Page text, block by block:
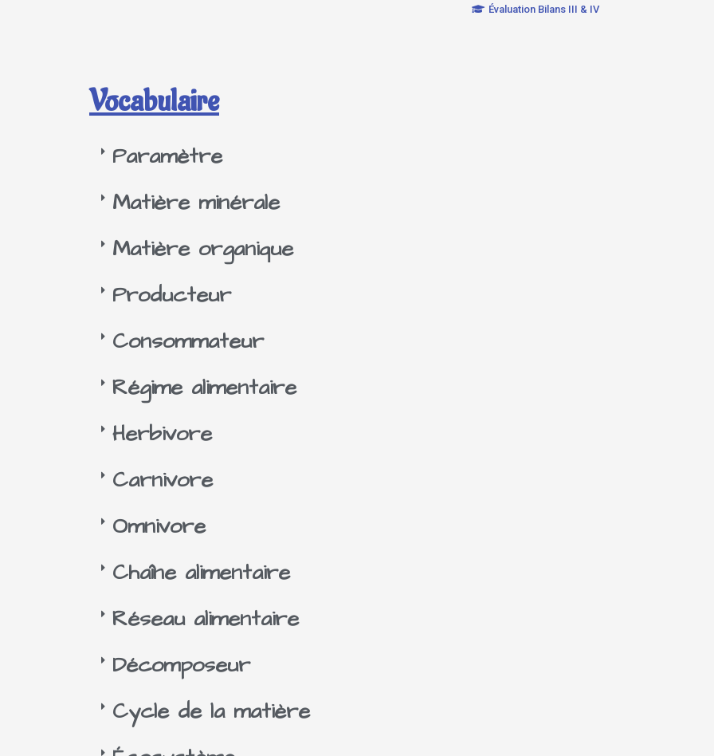
Évaluation Bilans III & IV
Vocabulaire
Paramètre
Matière minérale
Matière organique
Producteur
Consommateur
Régime alimentaire
Herbivore
Carnivore
Omnivore
Chaîne alimentaire
Réseau alimentaire
Décomposeur
Cycle de la matière